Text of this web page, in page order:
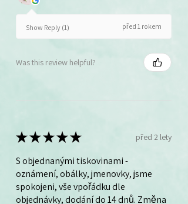
Show Reply (1) před 1 rokem
Was this review helpful?
★★★★★ před 2 lety
S objednanými tiskovinami -
oznámení, obálky, jmenovky, jsme
spokojeni, vše vpořádku dle
objednávky, dodání do 14 dnů. Změna